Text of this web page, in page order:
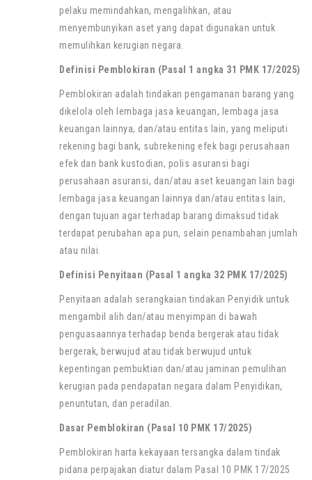
pelaku memindahkan, mengalihkan, atau
menyembunyikan aset yang dapat digunakan untuk
memulihkan kerugian negara.
Definisi Pemblokiran (Pasal 1 angka 31 PMK 17/2025)
Pemblokiran adalah tindakan pengamanan barang yang
dikelola oleh lembaga jasa keuangan, lembaga jasa
keuangan lainnya, dan/atau entitas lain, yang meliputi
rekening bagi bank, subrekening efek bagi perusahaan
efek dan bank kustodian, polis asuransi bagi
perusahaan asuransi, dan/atau aset keuangan lain bagi
lembaga jasa keuangan lainnya dan/atau entitas lain,
dengan tujuan agar terhadap barang dimaksud tidak
terdapat perubahan apa pun, selain penambahan jumlah
atau nilai.
Definisi Penyitaan (Pasal 1 angka 32 PMK 17/2025)
Penyitaan adalah serangkaian tindakan Penyidik untuk
mengambil alih dan/atau menyimpan di bawah
penguasaannya terhadap benda bergerak atau tidak
bergerak, berwujud atau tidak berwujud untuk
kepentingan pembuktian dan/atau jaminan pemulihan
kerugian pada pendapatan negara dalam Penyidikan,
penuntutan, dan peradilan.
Dasar Pemblokiran (Pasal 10 PMK 17/2025)
Pemblokiran harta kekayaan tersangka dalam tindak
pidana perpajakan diatur dalam Pasal 10 PMK 17/2025